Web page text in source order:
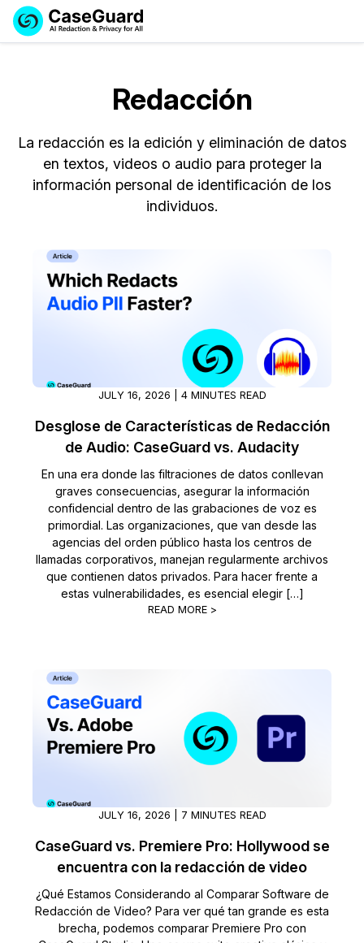
Licencia de CaseGuard Studio
Precios de Redacción a Pedido
Redacción de vídeos
Redacción de documentos
Redacción de imágenes
Transcripción y Traducción
Industrias
Cuerpos Policiales
Educación
Sector Jurídico
Servicios Financieros
Casinos
Medios de Comunicación y
Entretenimiento
Centros de Atención Telefónica
Centros de Crisis y Las Líneas Directas
TI y Operaciones
Precios
Preguntas Frecuentes
Artículos
Centro de Ayuda
Videoteca
Recomendaciones
Sobre nosotros
Trabaja con nosotros
Contáctanos
Eventos
Español
Redacción
La redacción es la edición y eliminación de datos
en textos, videos o audio para proteger la
información personal de identificación de los
individuos.
JULY 16, 2026 | 4 MINUTES READ
Desglose de Características de Redacción
de Audio: CaseGuard vs. Audacity
En una era donde las filtraciones de datos conllevan
graves consecuencias, asegurar la información
confidencial dentro de las grabaciones de voz es
primordial. Las organizaciones, que van desde las
agencias del orden público hasta los centros de
llamadas corporativos, manejan regularmente archivos
que contienen datos privados. Para hacer frente a
estas vulnerabilidades, es esencial elegir […]
READ MORE >
JULY 16, 2026 | 7 MINUTES READ
CaseGuard vs. Premiere Pro: Hollywood se
encuentra con la redacción de video
¿Qué Estamos Considerando al Comparar Software de
Redacción de Video? Para ver qué tan grande es esta
brecha, podemos comparar Premiere Pro con